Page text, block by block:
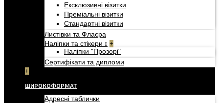
Ексклюзивні візитки
Преміальні візитки
Стандартні візитки
Листівки та Флаєра
Наліпки та стікери
+
Наліпки "Прозорі"
Сертифікати та дипломи
+
ШИРОКОФОРМАТ
Адресні таблички